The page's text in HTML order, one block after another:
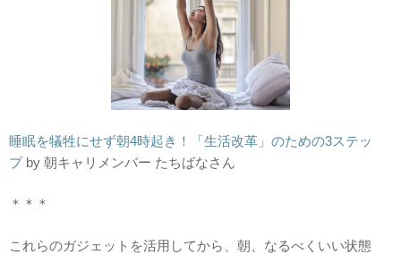
睡眠を犠牲にせず朝4時起き！「生活改革」のための3ステッ
プby 朝キャリメンバー たちばなさん
＊＊＊
これらのガジェットを活用してから、朝、なるべくいい状態